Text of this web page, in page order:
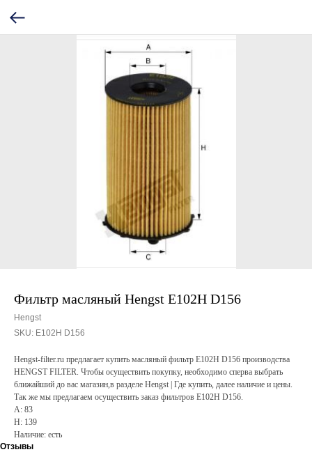
Фильтр масляный Hengst E102H D156
Hengst
SKU: E102H D156
Hengst-filter.ru предлагает купить масляный фильтр E102H D156 производства
HENGST FILTER. Чтобы осуществить покупку, необходимо сперва выбрать
ближайший до вас магазин,в разделе Hengst | Где купить, далее наличие и цены.
Так же мы предлагаем осуществить заказ фильтров E102H D156.
A: 83
H: 139
Наличие: есть
Отзывы